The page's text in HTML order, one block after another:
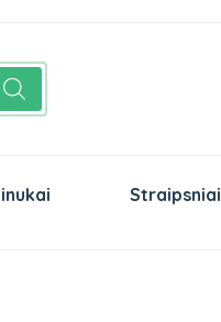
Straipsniai